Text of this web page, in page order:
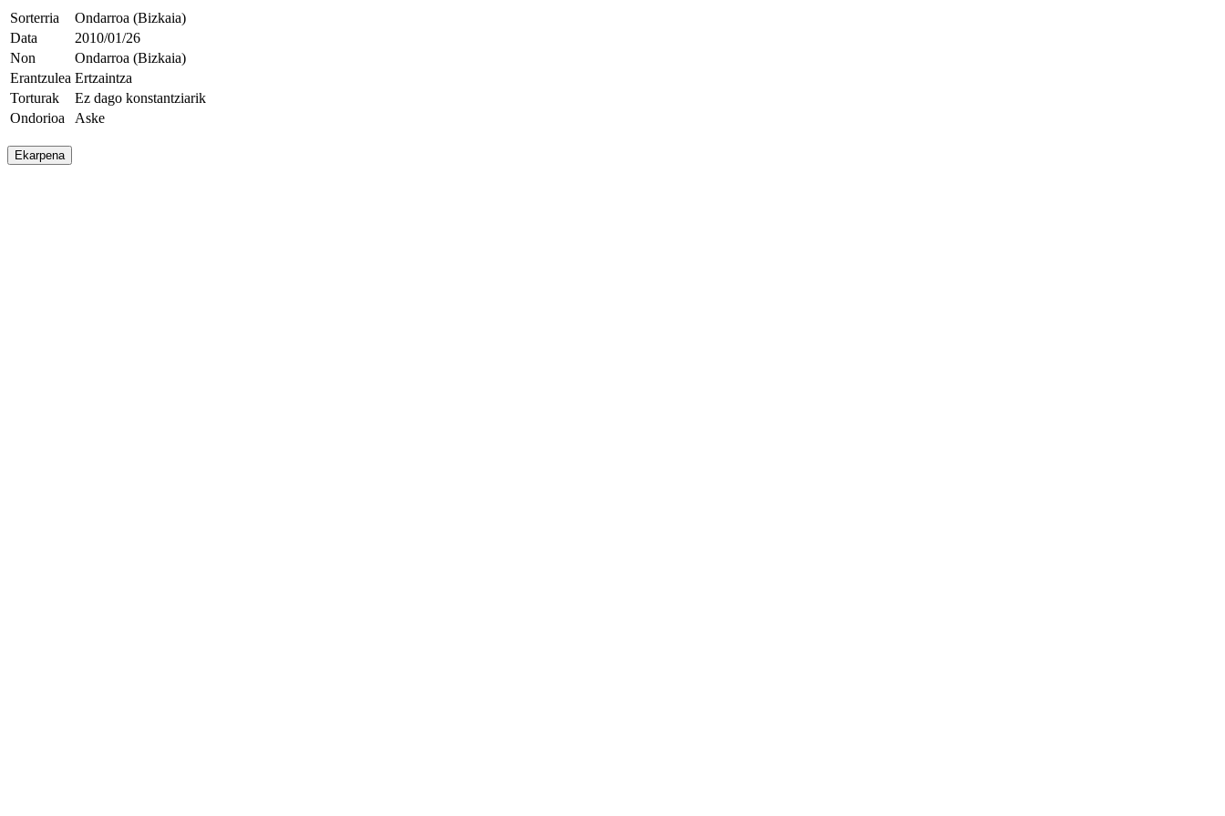
Sorterria
Ondarroa (Bizkaia)
Data
2010/01/26
Non
Ondarroa (Bizkaia)
Erantzulea Ertzaintza
Torturak
Ez dago konstantziarik
Ondorioa
Aske